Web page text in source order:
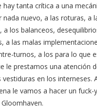
hay tanta crítica a una
nada nuevo, a las roturas, a
a los balanceos,
a las malas
turnos, a los para lo que
le prestamos una atención
en los interneses.
le vamos a hacer un fuck-